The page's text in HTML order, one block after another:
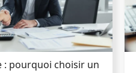
: pourquoi choisir un